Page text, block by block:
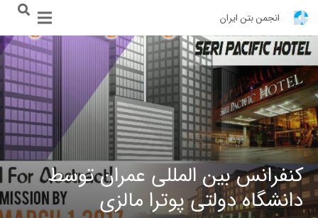
انجمن بتن ایران
کنفرانس بین المللی عمران توسط
دانشگاه دولتی پوترا مالزی